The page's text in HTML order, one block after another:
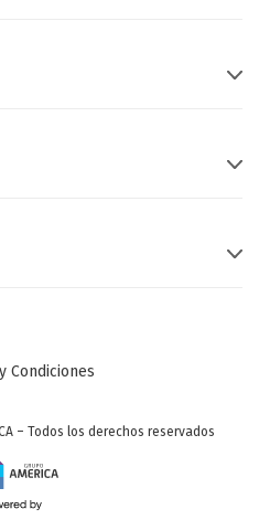
Condiciones
– Todos los derechos reservados